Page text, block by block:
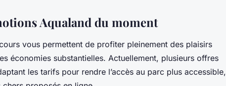
Aqualand du moment
vous permettent de profiter pleinement des plaisirs
économies substantielles. Actuellement, plusieurs offres
les tarifs pour rendre l’accès au parc plus accessible,